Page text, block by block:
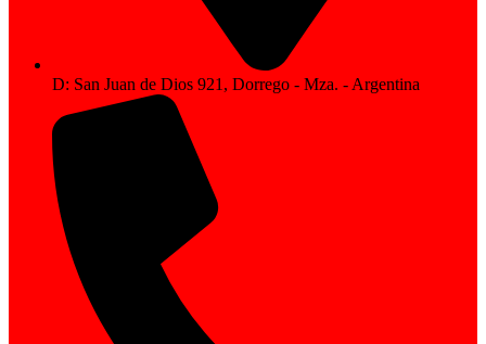
D: San Juan de Dios 921, Dorrego - Mza. - Argentina